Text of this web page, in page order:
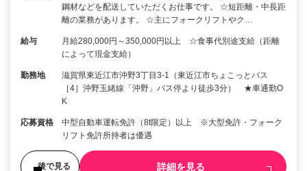
鋼材などを配送していただくお仕事です。 ☆短距離・中長距
離の業務があります。 ☆主にフォークリフトやク…
給与
月給280,000円～350,000円以上 ☆食事代別途支給（距離
によって現金支給）
勤務地
滋賀県東近江市沖野3丁目3-1（東近江市ちょこっとバス
［4］沖野玉緒線「沖野」バス停より徒歩3分） ★車通勤O
K
応募資格
中型自動車運転免許（8t限定）以上 ※大型免許・フォーク
リフト免許所持者は優遇
後で見る 詳細を見る